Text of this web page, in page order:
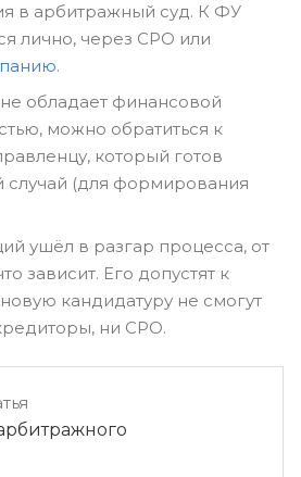
в арбитражный суд. К ФУ
лично, через СРО или
.
обладает финансовой
можно обратиться к
который готов
случай (для формирования
ушёл в разгар процесса, от
зависит. Его допустят к
кандидатуру не смогут
ни СРО.